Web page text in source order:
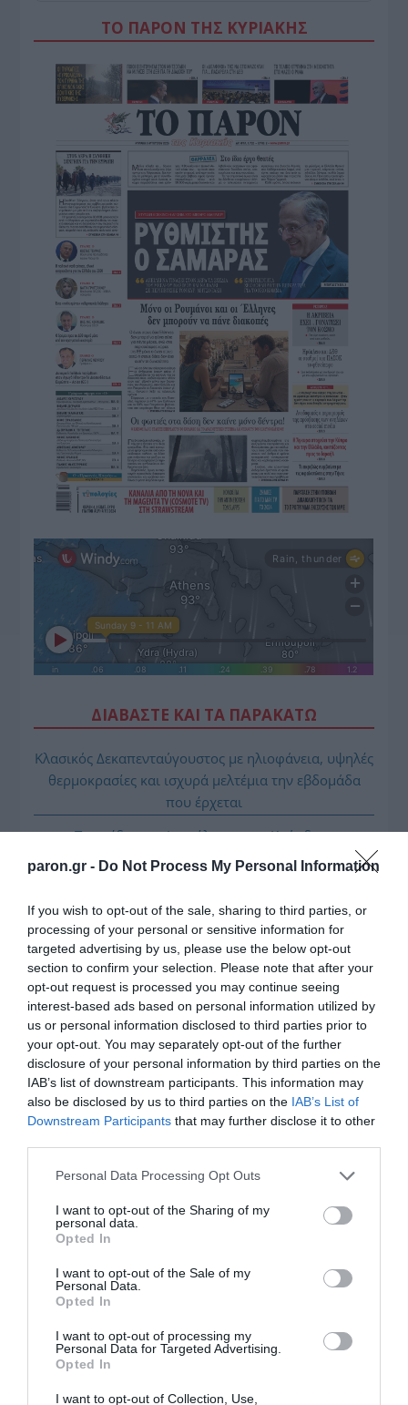
paron.gr - Do Not Process My Personal Information
If you wish to opt-out of the sale, sharing to third parties, or
processing of your personal or sensitive information for
targeted advertising by us, please use the below opt-out
section to confirm your selection. Please note that after your
opt-out request is processed you may continue seeing
interest-based ads based on personal information utilized by
us or personal information disclosed to third parties prior to
your opt-out. You may separately opt-out of the further
disclosure of your personal information by third parties on the
IAB’s list of downstream participants. This information may
also be disclosed by us to third parties on the IAB’s List of
Downstream Participants that may further disclose it to other
Please note that this website/app uses one or more Google
not limited to your visit or usage behaviour. You may click to
grant or deny consent to Google and its third-party tags to
use your data for below specified purposes in below Google
consent section.
Personal Data Processing Opt Outs
I want to opt-out of the Sharing of my
personal data.
Opted In
I want to opt-out of the Sale of my
Personal Data.
Opted In
I want to opt-out of processing my
Personal Data for Targeted Advertising.
Opted In
I want to opt-out of Collection, Use,
ΤΟ ΠΑΡΟΝ ΤΗΣ ΚΥΡΙΑΚΗΣ
ΔΙΑΒΑΣΤΕ ΚΑΙ ΤΑ ΠΑΡΑΚΑΤΩ
Κλασικός Δεκαπενταύγουστος με ηλιοφάνεια, υψηλές
θερμοκρασίες και ισχυρά μελτέμια την εβδομάδα
που έρχεται
Το σχέδιο του Ισραήλ για τους Κούρδους
ΤΟ ΠΑΡΟΝ: Ρυθμιστής ο Αντώνης Σαμαράς – Απειλή
Όρθρος και Θεία Λειτουργία live: Δείτε την Κυριακή Ι΄
Ματθαίου
Προβληματίζει το κύμα φυγής των συνταξιούχων
Αντίστροφη μέτρηση για το Μπέρμιγχαμ 2026:
Ιστορική ελληνική παρουσία στο Ευρωπαϊκό Στίβου
ΤΟ ΒΙΒΛΙΟ ΣΤΟ “Π”